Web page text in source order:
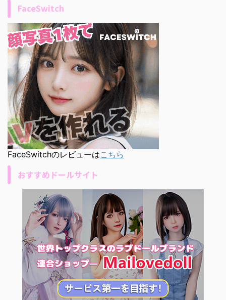
FaceSwitch
FaceSwitchのレビューはこちら
おすすめドールサイト